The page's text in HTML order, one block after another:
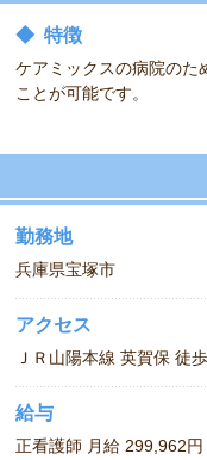
◆ 特徴
ケアミックスの病院のた
ことが可能です。
24時間対応の託児所付
就業して頂ける病院です
勤務地
兵庫県宝塚市
アクセス
ＪＲ山陽本線 英賀保 徒
給与
正看護師 月給 299,962円